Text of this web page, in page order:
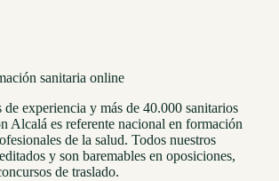
sanitaria online
de experiencia y más de 40.000 sanitarios
Alcalá es referente nacional en formación
de la salud. Todos nuestros
y son baremables en oposiciones,
de traslado.